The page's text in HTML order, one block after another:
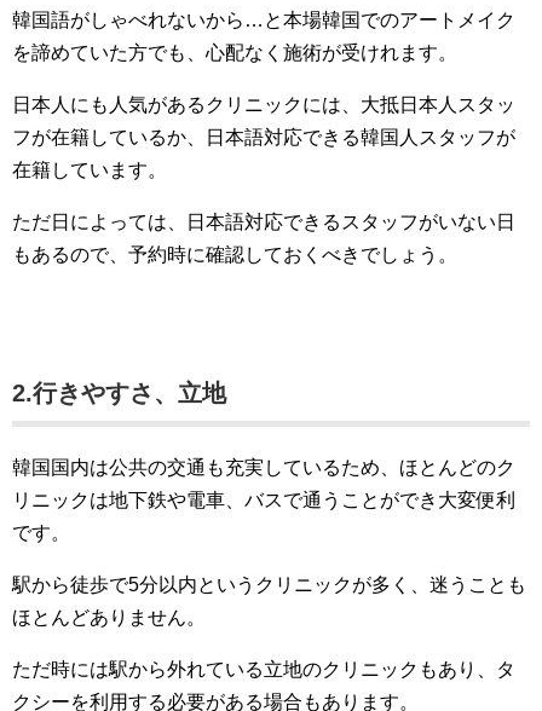
韓国語がしゃべれないから…と本場韓国でのアートメイク
を諦めていた方でも、心配なく施術が受けれます。
日本人にも人気があるクリニックには、大抵日本人スタッ
フが在籍しているか、日本語対応できる韓国人スタッフが
在籍しています。
ただ日によっては、日本語対応できるスタッフがいない日
もあるので、予約時に確認しておくべきでしょう。
2.行きやすさ、立地
韓国国内は公共の交通も充実しているため、ほとんどのク
リニックは地下鉄や電車、バスで通うことができ大変便利
です。
駅から徒歩で5分以内というクリニックが多く、迷うことも
ほとんどありません。
ただ時には駅から外れている立地のクリニックもあり、タ
クシーを利用する必要がある場合もあります。